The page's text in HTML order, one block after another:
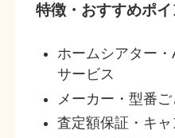
特徴・おすすめポイ
ホームシアター
サービス
メーカー・型番
査定額保証・キ